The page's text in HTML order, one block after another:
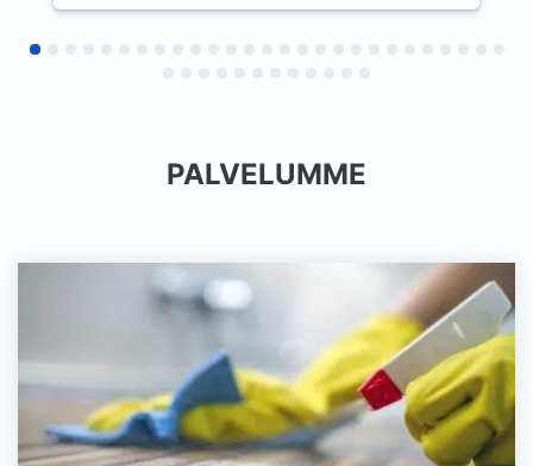
профессиональный подход
PALVELUMME